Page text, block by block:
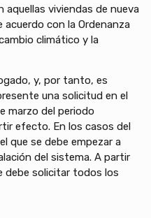
aquellas viviendas de nueva
con la Ordenanza
climático y la
y, por tanto, es
una solicitud en el
marzo del periodo
efecto. En los casos del
que se debe empezar a
del sistema. A partir
debe solicitar todos los